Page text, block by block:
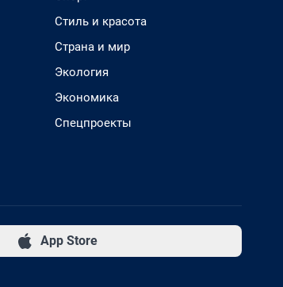
Стиль и красота
Страна и мир
Экология
Экономика
Спецпроекты
App Store